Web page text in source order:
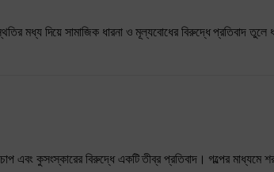
মধ্য দিয়ে সামাজিক ধারনা ও মূল্যবোধের বিরুদ্ধে প্রতিবাদ তুলে
এবং কুসংস্কারের বিরুদ্ধে একটি তীব্র প্রতিবাদ। গল্পের মাধ্যমে